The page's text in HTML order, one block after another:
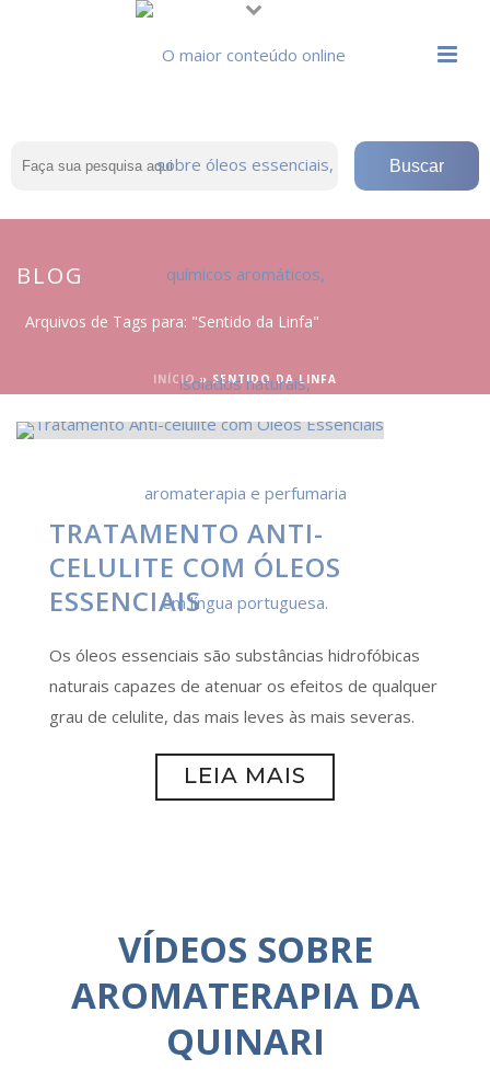
BLOG
Arquivos de Tags para: "Sentido da Linfa"
INÍCIO»SENTIDO DA LINFA
TRATAMENTO ANTI-
CELULITE COM ÓLEOS
ESSENCIAIS
Os óleos essenciais são substâncias hidrofóbicas
naturais capazes de atenuar os efeitos de qualquer
grau de celulite, das mais leves às mais severas.
LEIA MAIS
VÍDEOS SOBRE
AROMATERAPIA DA
QUINARI